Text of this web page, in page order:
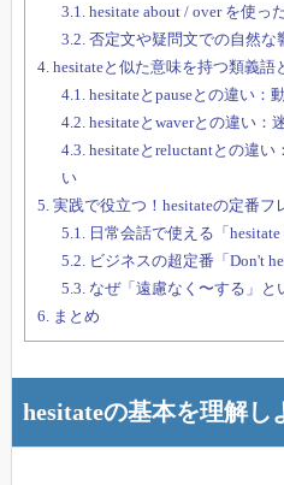
3.1. hesitate about / over を使っ
3.2. 否定文や疑問文での自然な
4. hesitateと似た意味を持つ類義語
4.1. hesitateとpauseとの違い：
4.2. hesitateとwaverとの違い：
4.3. hesitateとreluctantとの違
い
5. 実践で役立つ！hesitateの定番フ
5.1.
日常会話で使える「hesitate
5.2. ビジネスの超定番「Don't
5.3. なぜ「遠慮なく〜する」と
6.
まとめ
hesitateの基本を理解し